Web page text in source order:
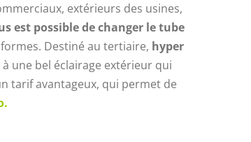
extérieurs des usines,
est possible de changer le tube
Destiné au tertiaire, hyper
une bel éclairage extérieur qui
tarif avantageux, qui permet de